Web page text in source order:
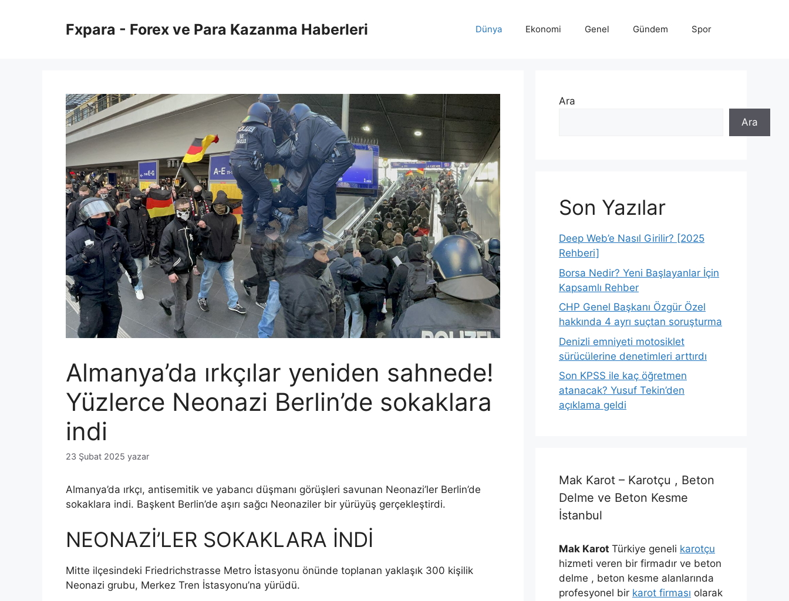
Fxpara - Forex ve Para Kazanma Haberleri Dünya Ekonomi Genel Gündem Spor
Almanya’da ırkçılar yeniden sahnede!
Yüzlerce Neonazi Berlin’de sokaklara
indi
23 Şubat 2025 yazar
Almanya’da ırkçı, antisemitik ve yabancı düşmanı görüşleri savunan Neonazi’ler Berlin’de
sokaklara indi. Başkent Berlin’de aşırı sağcı Neonaziler bir yürüyüş gerçekleştirdi.
NEONAZİ’LER SOKAKLARA İNDİ
Mitte ilçesindeki Friedrichstrasse Metro İstasyonu önünde toplanan yaklaşık 300 kişilik
Neonazi grubu, Merkez Tren İstasyonu’na yürüdü.
Ara
Ara
Son Yazılar
Deep Web’e Nasıl Girilir? [2025
Rehberi]
Borsa Nedir? Yeni Başlayanlar İçin
Kapsamlı Rehber
CHP Genel Başkanı Özgür Özel
hakkında 4 ayrı suçtan soruşturma
Denizli emniyeti motosiklet
sürücülerine denetimleri arttırdı
Son KPSS ile kaç öğretmen
atanacak? Yusuf Tekin’den
açıklama geldi
Mak Karot – Karotçu , Beton
Delme ve Beton Kesme
İstanbul
Mak Karot Türkiye geneli karotçu
hizmeti veren bir firmadır ve beton
delme , beton kesme alanlarında
profesyonel bir karot firması olarak